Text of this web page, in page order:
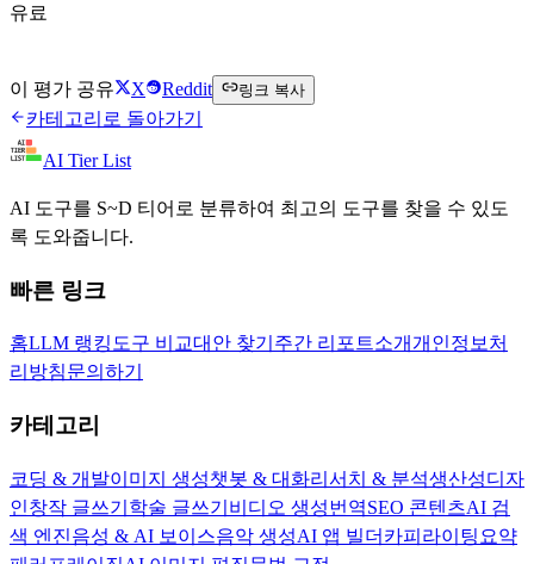
유료
이 평가 공유 X Reddit 링크 복사
카테고리로 돌아가기
AI Tier List
AI 도구를 S~D 티어로 분류하여 최고의 도구를 찾을 수 있도
록 도와줍니다.
빠른 링크
홈LLM 랭킹 도구 비교대안 찾기 주간 리포트소개개인정보처
리방침문의하기
카테고리
코딩 & 개발이미지 생성챗봇 & 대화리서치 & 분석생산성디자
인창작 글쓰기 학술 글쓰기 비디오 생성번역SEO 콘텐츠AI 검
색 엔진음성 & AI 보이스음악 생성AI 앱 빌더 카피라이팅 요약